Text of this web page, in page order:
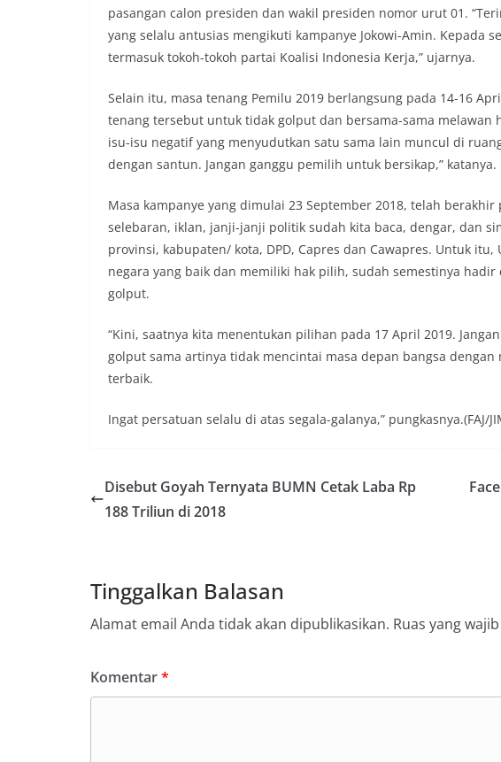
pasangan calon presiden dan wakil presiden nomor urut 01.
yang selalu antusias mengikuti kampanye Jokowi-Amin. Kepada
termasuk tokoh-tokoh partai Koalisi Indonesia Kerja,” ujarnya.
Selain itu, masa tenang Pemilu 2019 berlangsung pada 14-16
tenang tersebut untuk tidak golput dan bersama-sama melawan
isu-isu negatif yang menyudutkan satu sama lain muncul di
dengan santun. Jangan ganggu pemilih untuk bersikap,” katanya.
Masa kampanye yang dimulai 23 September 2018, telah
selebaran, iklan, janji-janji politik sudah kita baca, dengar, dan
provinsi, kabupaten/ kota, DPD, Capres dan Cawapres. Untuk
negara yang baik dan memiliki hak pilih, sudah semestinya
golput.
“Kini, saatnya kita menentukan pilihan pada 17 April 2019.
golput sama artinya tidak mencintai masa depan bangsa
terbaik.
Ingat persatuan selalu di atas segala-galanya,” pungkasnya.(FAJ/
Disebut Goyah Ternyata BUMN Cetak Laba Rp
188 Triliun di 2018
Tinggalkan Balasan
Alamat email Anda tidak akan dipublikasikan. Ruas yang
Komentar*